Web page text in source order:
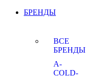
БРЕНДЫ
ВСЕ
БРЕНДЫ
A-
COLD-